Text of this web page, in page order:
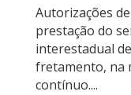
Autorizações
prestação do
interestadual
fretamento, na
contínuo....